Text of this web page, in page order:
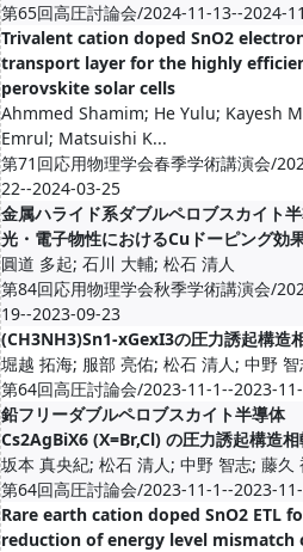
第65回高圧討論会/2024-11-13--2024-
Trivalent cation doped SnO2
transport layer for the highly
perovskite solar cells
Ahmmed Shamim; He Yulu; Kayesh
Emrul; Matsuishi K...
第71回応用物理学会春季学術講演会/
22--2024-03-25
金属ハライド系ダブルペロブスカイト
光・電子物性におけるCuドーピング効
圓道 多起; 石川 大輔; 松石 清人
第84回応用物理学会秋季学術講演会/
19--2023-09-23
(CH3NH3)Sn1-xGexI3の圧力誘起構造
堀越 拓海; 服部 亮佑; 松石 清人; 中野
第64回高圧討論会/2023-11-1--2023-
鉛フリーダブルペロブスカイト半導体
Cs2AgBiX6 (X=Br,Cl) の圧力誘起構造
坂本 真央紀; 松石 清人; 中野 智志; 藤久
第64回高圧討論会/2023-11-1--2023-
Rare earth cation doped SnO2 ETL
reduction of energy level mismatch